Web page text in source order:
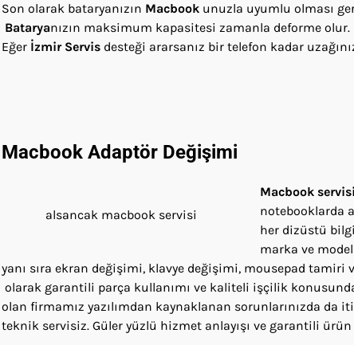
Son olarak bataryanızın Macbook unuzla uyumlu olması
Bataryanızın maksimum kapasitesi zamanla deforme
Eğer İzmir Servis desteği ararsanız bir telefon kadar
Macbook Adaptör Değişimi
alsancak macbook servisi
Macbook servisi
notebooklarda
her dizüstü
marka ve
yanı sıra ekran değişimi, klavye değişimi, mousepad
olarak garantili parça kullanımı ve kaliteli işçilik
olan firmamız yazılımdan kaynaklanan sorunlarınızda
teknik servisiz. Güler yüzlü hizmet anlayışı ve garantili ürün